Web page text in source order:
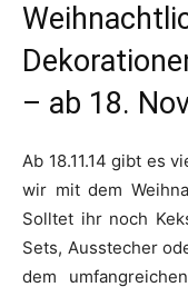
– ab 18.
Ab 18.11.14 gibt es
wir mit dem
Solltet ihr noch
Sets, Ausstecher
dem